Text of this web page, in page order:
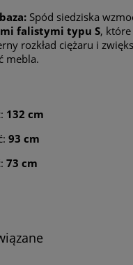
Spód siedziska
falistymi typu S,
rozkład ciężaru i
mebla.
132 cm
93 cm
73 cm